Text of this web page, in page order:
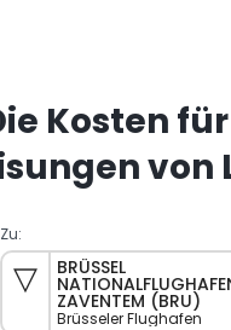
Kosten für
von
Zu:
BRÜSSEL
ZAVENTEM (BRU)
Brüsseler Flughafen